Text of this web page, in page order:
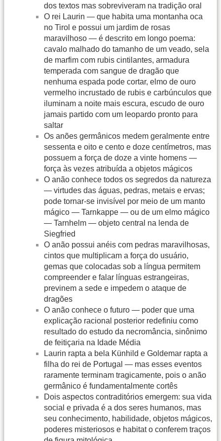
dos textos mas sobreviveram na tradição oral
O rei Laurin — que habita uma montanha oca
no Tirol e possui um jardim de rosas
maravilhoso — é descrito em longo poema:
cavalo malhado do tamanho de um veado, sela
de marfim com rubis cintilantes, armadura
temperada com sangue de dragão que
nenhuma espada pode cortar, elmo de ouro
vermelho incrustado de rubis e carbúnculos que
iluminam a noite mais escura, escudo de ouro
jamais partido com um leopardo pronto para
saltar
Os anões germânicos medem geralmente entre
sessenta e oito e cento e doze centímetros, mas
possuem a força de doze a vinte homens —
força às vezes atribuída a objetos mágicos
O anão conhece todos os segredos da natureza
— virtudes das águas, pedras, metais e ervas;
pode tornar-se invisível por meio de um manto
mágico — Tarnkappe — ou de um elmo mágico
— Tarnhelm — objeto central na lenda de
Siegfried
O anão possui anéis com pedras maravilhosas,
cintos que multiplicam a força do usuário,
gemas que colocadas sob a língua permitem
compreender e falar línguas estrangeiras,
previnem a sede e impedem o ataque de
dragões
O anão conhece o futuro — poder que uma
explicação racional posterior redefiniu como
resultado do estudo da necromância, sinônimo
de feitiçaria na Idade Média
Laurin rapta a bela Künhild e Goldemar rapta a
filha do rei de Portugal — mas esses eventos
raramente terminam tragicamente, pois o anão
germânico é fundamentalmente cortês
Dois aspectos contraditórios emergem: sua vida
social e privada é a dos seres humanos, mas
seu conhecimento, habilidade, objetos mágicos,
poderes misteriosos e habitat o conferem traços